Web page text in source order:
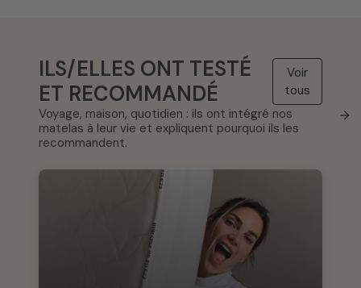
ILS/ELLES ONT TESTÉ
ET RECOMMANDÉ
Voir
tous
→
Voyage, maison, quotidien : ils ont intégré nos
matelas à leur vie et expliquent pourquoi ils les
recommandent.